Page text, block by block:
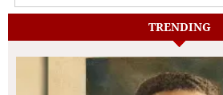
TRENDING